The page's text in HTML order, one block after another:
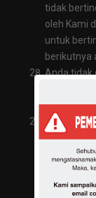
tidak
oleh Kami
untuk
berikutnya
Anda tidak
Anda
atau
Anda
rincian
terbaru.
sesegera
kontak